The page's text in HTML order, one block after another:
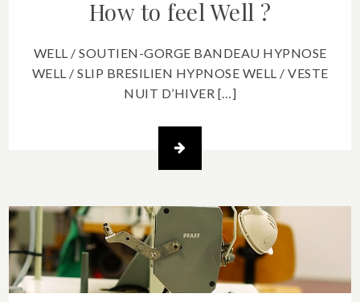
How to feel Well ?
WELL / SOUTIEN-GORGE BANDEAU HYPNOSE
WELL / SLIP BRESILIEN HYPNOSE WELL / VESTE
NUIT D’HIVER […]